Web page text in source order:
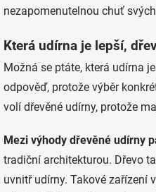
nezapomenutelnou chuť
Která udírna je lepší,
Možná se ptáte, která udírna
odpověď, protože výběr
volí dřevěné udírny, protože
Mezi výhody dřevěné udírny
tradiční architekturou. Dřevo
uvnitř udírny. Takové zařízení